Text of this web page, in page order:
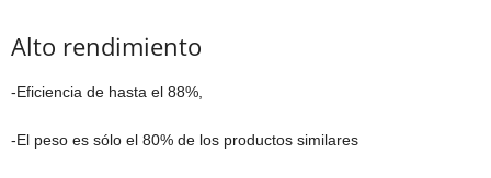
Alto rendimiento
-Eficiencia de hasta el 88%,
-El peso es sólo el 80% de los productos similares